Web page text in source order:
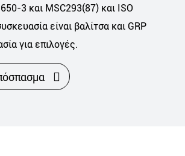
3 και MSC293(87) και ISO
είναι βαλίτσα και GRP
για επιλογές.
